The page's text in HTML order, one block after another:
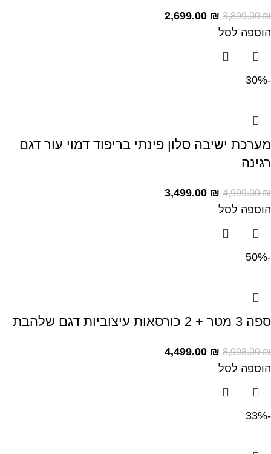
3,899.00₪
2,699.00 ₪
הוספה לסל
-30%
מערכת ישיבה סלון פינתי בריפוד דמוי עור דגם
רגינה
4,999.00₪
3,499.00 ₪
הוספה לסל
-50%
ספה 3 מטר + 2 כורסאות עיצוביות דגם שלהבת
8,998.00₪
4,499.00 ₪
הוספה לסל
-33%